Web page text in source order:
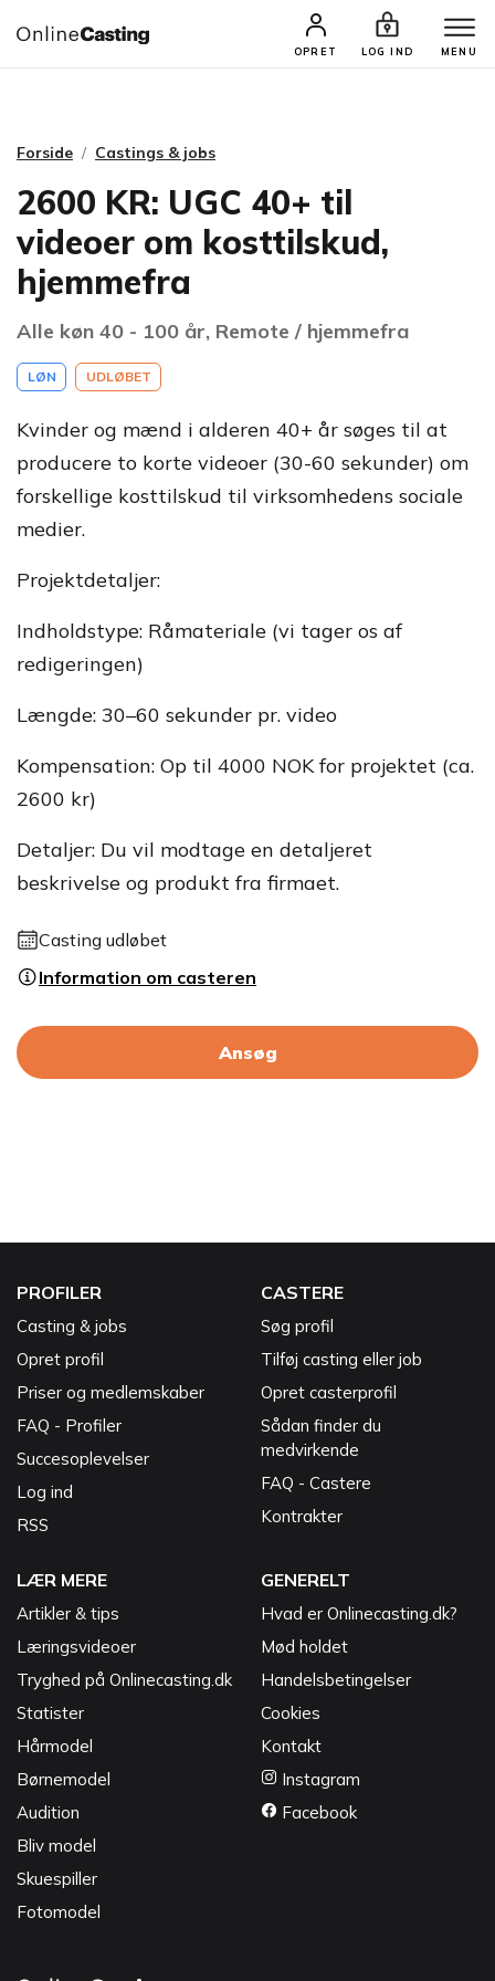
OPRET LOG IND MENU
CASTINGS & JOBS SØG PROFIL
Forside Castings & jobs
2600 KR: UGC 40+ til
videoer om kosttilskud,
hjemmefra
Alle køn 40 - 100 år, Remote / hjemmefra
LØN UDLØBET
Kvinder og mænd i alderen 40+ år søges til at
producere to korte videoer (30-60 sekunder) om
forskellige kosttilskud til virksomhedens sociale
medier.
Projektdetaljer:
Indholdstype: Råmateriale (vi tager os af
redigeringen)
Længde: 30–60 sekunder pr. video
Kompensation: Op til 4000 NOK for projektet (ca.
2600 kr)
Detaljer: Du vil modtage en detaljeret
beskrivelse og produkt fra firmaet.
Casting udløbet
Information om casteren
Ansøg
PROFILER
Casting & jobs
Opret profil
Priser og medlemskaber
FAQ - Profiler
Succesoplevelser
Log ind
RSS
CASTERE
Søg profil
Tilføj casting eller job
Opret casterprofil
Sådan finder du
medvirkende
FAQ - Castere
Kontrakter
LÆR MERE
Artikler & tips
Læringsvideoer
Tryghed på Onlinecasting.dk
Statister
Hårmodel
Børnemodel
Audition
Bliv model
Skuespiller
Fotomodel
GENERELT
Hvad er Onlinecasting.dk?
Mød holdet
Handelsbetingelser
Cookies
Kontakt
Instagram
Facebook